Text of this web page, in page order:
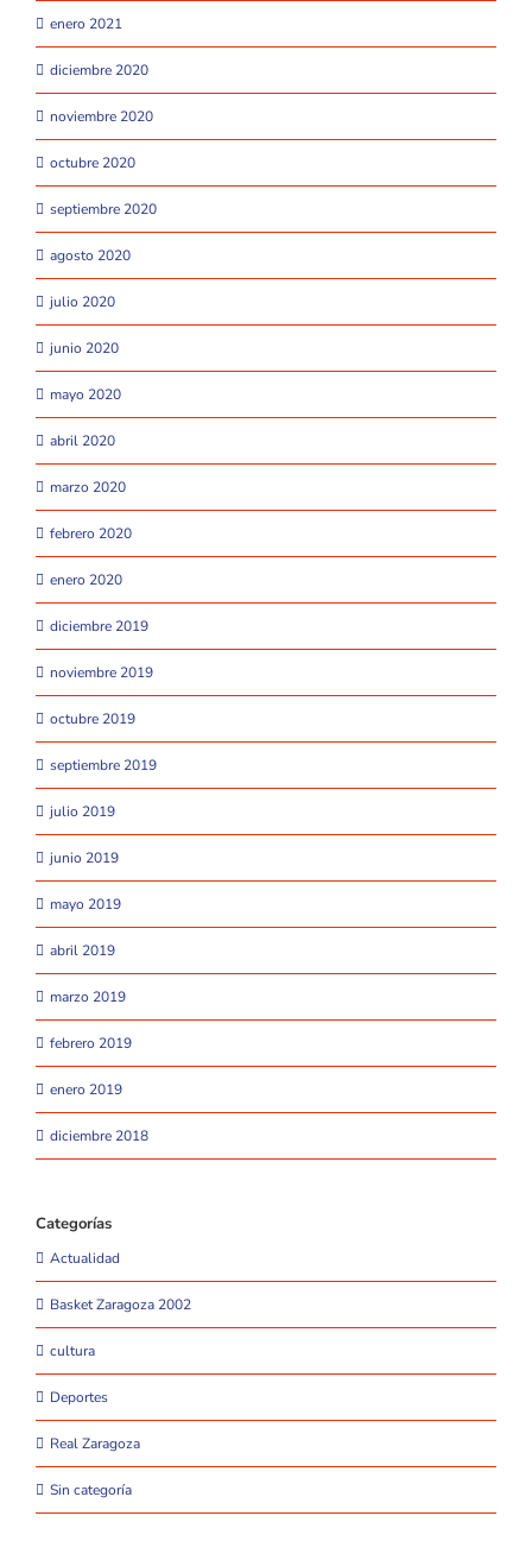
enero 2021
diciembre 2020
noviembre 2020
octubre 2020
septiembre 2020
agosto 2020
julio 2020
junio 2020
mayo 2020
abril 2020
marzo 2020
febrero 2020
enero 2020
diciembre 2019
noviembre 2019
octubre 2019
septiembre 2019
julio 2019
junio 2019
mayo 2019
abril 2019
marzo 2019
febrero 2019
enero 2019
diciembre 2018
Categorías
Actualidad
Basket Zaragoza 2002
cultura
Deportes
Real Zaragoza
Sin categoría